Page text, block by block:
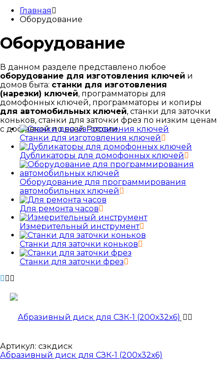
Главная
Оборудование
Оборудование
В данном разделе представлено любое
оборудование для изготовления ключей и
домов быта: станки для изготовления
(нарезки) ключей, программаторы для
домофонных ключей, программаторы и копиры
для автомобильных ключей, станки для заточки
коньков, станки для заточки фрез по низким ценам
с доставкой по всей России.
Станки для изготовления ключей
Дубликаторы для домофонных ключей
Оборудование для программирования
автомобильных ключей
Для ремонта часов
Измерительный инструмент
Станки для заточки коньков
Станки для заточки фрез
Артикул: сзкдиск
Абразивный диск для СЗК-1 (200х32х6)